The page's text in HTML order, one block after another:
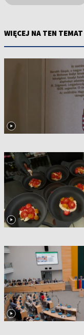
WIĘCEJ NA TEN TEMAT